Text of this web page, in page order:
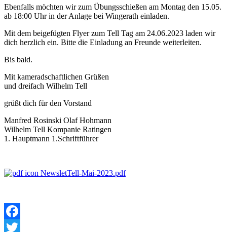
Ebenfalls möchten wir zum Übungsschießen am Montag den 15.05.
ab 18:00 Uhr in der Anlage bei Wingerath einladen.
Mit dem beigefügten Flyer zum Tell Tag am 24.06.2023 laden wir
dich herzlich ein. Bitte die Einladung an Freunde weiterleiten.
Bis bald.
Mit kameradschaftlichen Grüßen
und dreifach Wilhelm Tell
grüßt dich für den Vorstand
Manfred Rosinski Olaf Hohmann
Wilhelm Tell Kompanie Ratingen
1. Hauptmann 1.Schriftführer
NewsletTell-Mai-2023.pdf
Facebook